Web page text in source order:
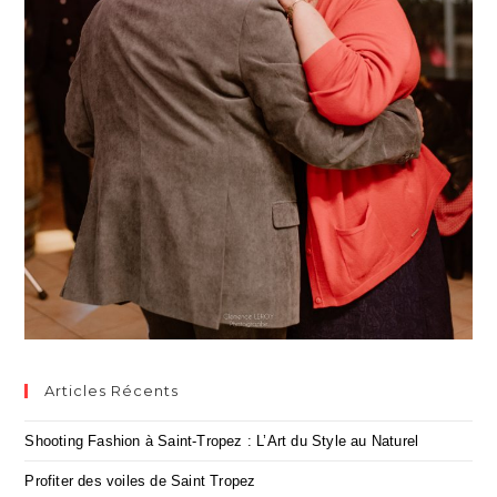
Articles Récents
Shooting Fashion à Saint-Tropez : L’Art du Style au Naturel
Profiter des voiles de Saint Tropez